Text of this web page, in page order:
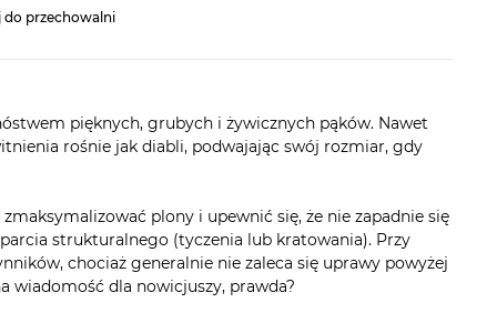
do przechowalni
pięknych, grubych i żywicznych pąków. Nawet
rośnie jak diabli, podwajając swój rozmiar, gdy
plony i upewnić się, że nie zapadnie się
strukturalnego (tyczenia lub kratowania). Przy
chociaż generalnie nie zaleca się uprawy powyżej
wiadomość dla nowicjuszy, prawda?